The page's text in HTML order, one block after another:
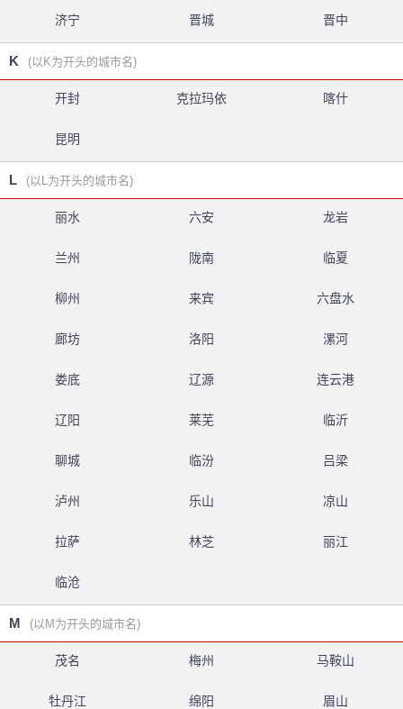
济宁 晋城 晋中
K (以K为开头的城市名)
开封 克拉玛依 喀什
昆明
L (以L为开头的城市名)
丽水 六安 龙岩
兰州 陇南 临夏
柳州 来宾 六盘水
廊坊 洛阳 漯河
娄底 辽源 连云港
辽阳 莱芜 临沂
聊城 临汾 吕梁
泸州 乐山 凉山
拉萨 林芝 丽江
临沧
M (以M为开头的城市名)
茂名 梅州 马鞍山
牡丹江 绵阳 眉山